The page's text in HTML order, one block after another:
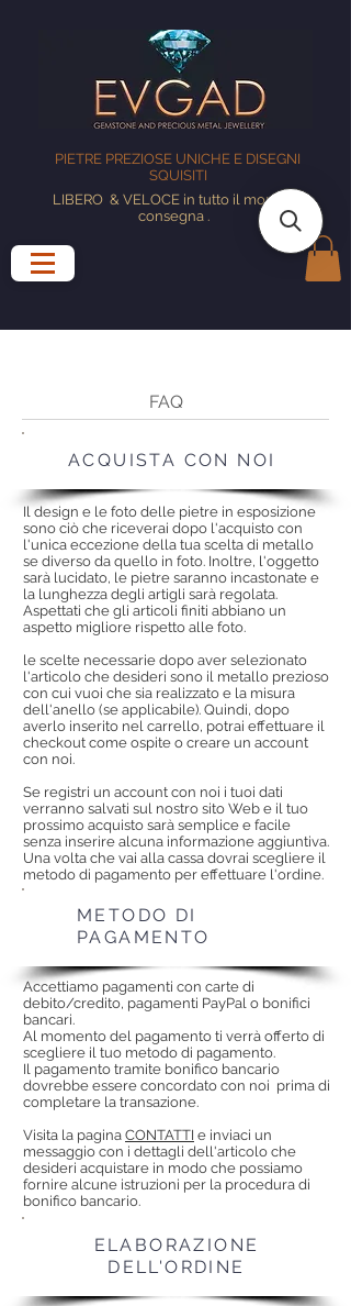
PIETRE PREZIOSE UNICHE E DISEGNI
SQUISITI
LIBERO & VELOCE in tutto il mondo
consegna.
FAQ
ACQUISTA CON NOI
Il design e le foto delle pietre in esposizione
sono ciò che riceverai dopo l'acquisto con
l'unica eccezione della tua scelta di metallo
se diverso da quello in foto. Inoltre, l'oggetto
sarà lucidato, le pietre saranno incastonate e
la lunghezza degli artigli sarà regolata.
Aspettati che gli articoli finiti abbiano un
aspetto migliore rispetto alle foto.
le scelte necessarie dopo aver selezionato
l'articolo che desideri sono il metallo prezioso
con cui vuoi che sia realizzato e la misura
dell'anello (se applicabile). Quindi, dopo
averlo inserito nel carrello, potrai effettuare il
checkout come ospite o creare un account
con noi.
Se registri un account con noi i tuoi dati
verranno salvati sul nostro sito Web e il tuo
prossimo acquisto sarà semplice e facile
senza inserire alcuna informazione aggiuntiva.
Una volta che vai alla cassa dovrai scegliere il
metodo di pagamento per effettuare l'ordine.
METODO DI
PAGAMENTO
Accettiamo pagamenti con carte di
debito/credito, pagamenti PayPal o bonifici
bancari.
Al momento del pagamento ti verrà offerto di
scegliere il tuo metodo di pagamento.
Il pagamento tramite bonifico bancario
dovrebbe essere concordato con noi prima di
completare la transazione.
Visita la pagina CONTATTI e inviaci un
messaggio con i dettagli dell'articolo che
desideri acquistare in modo che possiamo
fornire alcune istruzioni per la procedura di
bonifico bancario.
ELABORAZIONE
DELL'ORDINE